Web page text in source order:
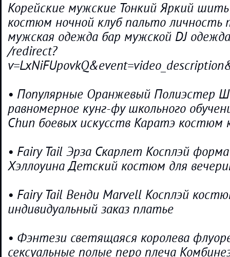
Корейские мужские Тонкий Яркий
костюм ночной клуб пальто личность
мужская одежда бар мужской DJ одежда
/redirect?
• Популярные Оранжевый Полиэстер
равномерное кунг-фу школьного
Chun боевых искусств Каратэ
• Fairy Tail Эрза Скарлет Косплэй
Хэллоуина Детский костюм для
• Fairy Tail Венди Marvell Косплэй
индивидуальный заказ платье
• Фэнтези светящаяся королева
сексуальные полые перо плеча